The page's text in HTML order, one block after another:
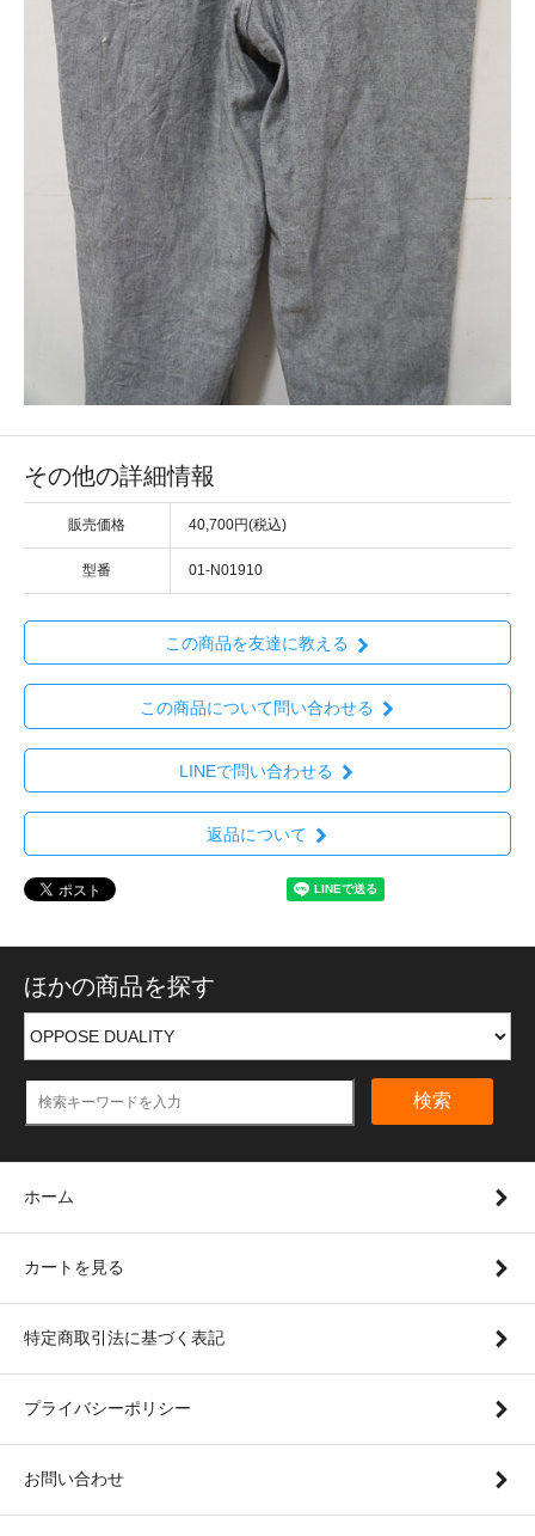
その他の詳細情報
販売価格 40,700円(税込)
型番 01-N01910
この商品を友達に教える
この商品について問い合わせる
LINEで問い合わせる
返品について
ほかの商品を探す
検索
ホーム
カートを見る
特定商取引法に基づく表記
プライバシーポリシー
お問い合わせ